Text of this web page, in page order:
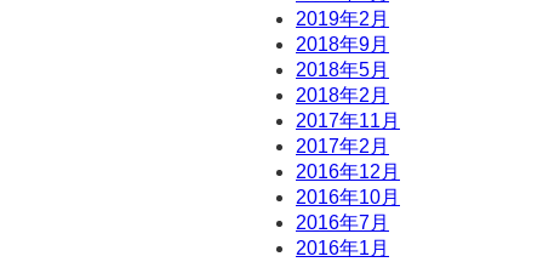
2019年2月
2018年9月
2018年5月
2018年2月
2017年11月
2017年2月
2016年12月
2016年10月
2016年7月
2016年1月